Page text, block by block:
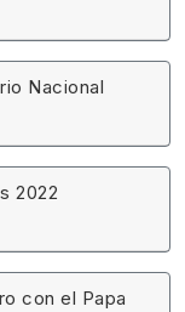
Nacional
2022
con el Papa